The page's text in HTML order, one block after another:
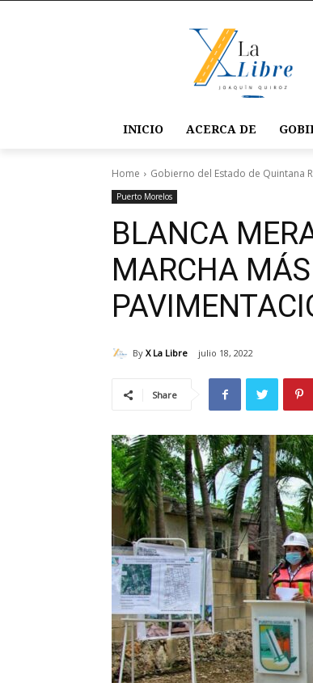
INICIO ACERCA DE
Home Gobierno del Estado de Quintana
Puerto Morelos
BLANCA
MARCHA
By X La Libre julio 18, 2022
Share